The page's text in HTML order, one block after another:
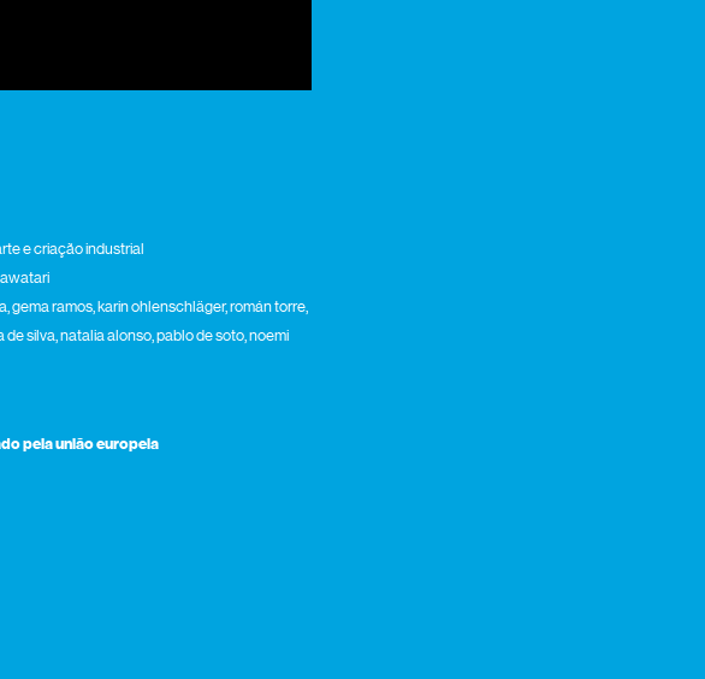
e criação industrial
ramos, karin ohlenschläger, román torre,
silva, natalia alonso, pablo de soto, noemi
pela união europeia